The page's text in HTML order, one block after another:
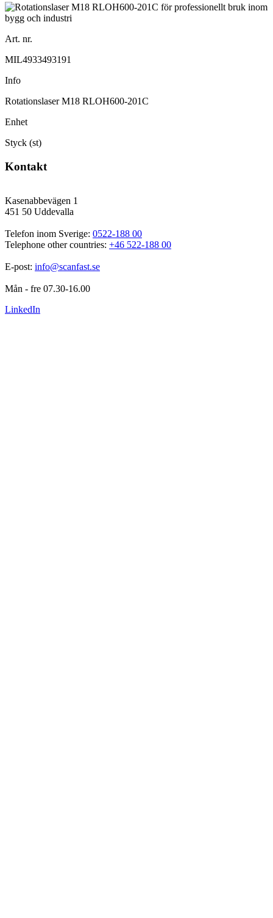
Art. nr.
MIL4933493191
Info
Rotationslaser M18 RLOH600-201C
Enhet
Styck (st)
Kontakt
Kasenabbevägen 1
451 50 Uddevalla
Telefon inom Sverige: 0522-188 00
Telephone other countries: +46 522-188 00
E-post: info@scanfast.se
Mån - fre 07.30-16.00
LinkedIn